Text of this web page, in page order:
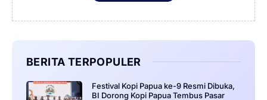
BERITA TERPOPULER
Festival Kopi Papua ke-9 Resmi Dibuka,
BI Dorong Kopi Papua Tembus Pasar